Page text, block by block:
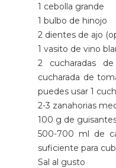
1 cebolla grande
1 bulbo de hinojo
2 dientes de ajo
1 vasito de vino
2 cucharadas
cucharada de
puedes usar 1
2-3 zanahorias
100 g de
500-700 ml de
suficiente para
Sal al gusto